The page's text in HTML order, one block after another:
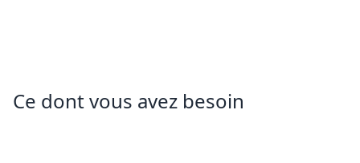
Ce dont vous avez besoin